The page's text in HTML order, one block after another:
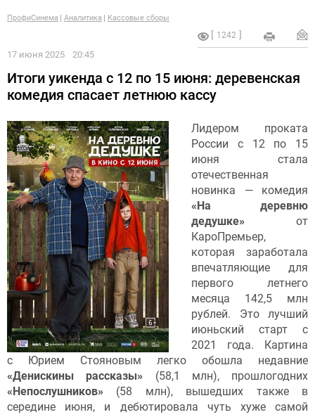
ПрофиСинема Аналитика Кассовые сборы
1242
17 июня 2025 20:45
Итоги уикенда с 12 по 15 июня: деревенская
комедия спасает летнюю кассу
Лидером проката
России с 12 по 15
июня стала
отечественная
новинка — комедия
«На деревню
дедушке» от
КароПремьер,
которая заработала
впечатляющие для
первого летнего
месяца 142,5 млн
рублей. Это лучший
июньский старт с
2021 года. Картина
с Юрием Стояновым легко обошла недавние
«Денискины рассказы» (58,1 млн), прошлогодних
«Непослушников» (58 млн), вышедших также в
середине июня, и дебютировала чуть хуже самой